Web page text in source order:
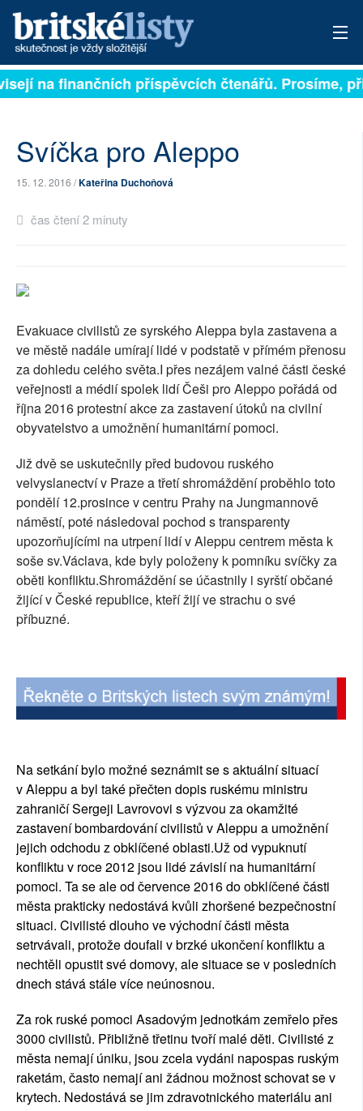
PŘIHLÁSIT
ARCHIV
PŘÍSPĚVKY NA PROVOZ
SOCIÁLNÍ SÍTĚ
RUBRIKY
PLNÁ VERZE STRÁNEK
na finančních příspěvcích čtenářů. Prosíme,
Svíčka pro Aleppo
15. 12. 2016 /Kateřina Duchoňová
čas čtení 2 minuty
Evakuace civilistů ze syrského Aleppa byla zastavena a
ve městě nadále umírají lidé v podstatě v přímém přenosu
za dohledu celého světa.I přes nezájem valné části české
veřejnosti a médií spolek lidí Češi pro Aleppo pořádá od
října 2016 protestní akce za zastavení útoků na civilní
obyvatelstvo a umožnění humanitární pomoci.
Již dvě se uskutečnily před budovou ruského
velvyslanectví v Praze a třetí shromáždění proběhlo toto
pondělí 12.prosince v centru Prahy na Jungmannově
náměstí, poté následoval pochod s transparenty
upozorňujícími na utrpení lidí v Aleppu centrem města k
soše sv.Václava, kde byly položeny k pomníku svíčky za
oběti konfliktu.Shromáždění se účastnily i syrští občané
žijící v České republice, kteří žijí ve strachu o své
příbuzné.
Na setkání bylo možné seznámit se s aktuální situací
v Aleppu a byl také přečten dopis ruskému ministru
zahraničí Sergeji Lavrovovi s výzvou za okamžité
zastavení bombardování civilistů v Aleppu a umožnění
jejich odchodu z obklíčené oblasti.Už od vypuknutí
konfliktu v roce 2012 jsou lidé závislí na humanitární
pomoci. Ta se ale od července 2016 do obklíčené části
města prakticky nedostává kvůli zhoršené bezpečnostní
situaci. Civilisté dlouho ve východní části města
setrvávali, protože doufali v brzké ukončení konfliktu a
nechtěli opustit své domovy, ale situace se v posledních
dnech stává stále více neúnosnou.
Za rok ruské pomoci Asadovým jednotkám zemřelo přes
3000 civilistů. Přibližně třetinu tvoří malé děti. Civilisté z
města nemají úniku, jsou zcela vydáni napospas ruským
raketám, často nemají ani žádnou možnost schovat se v
krytech. Nedostává se jim zdravotnického materiálu ani